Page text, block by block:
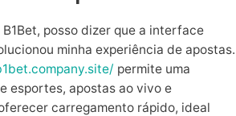
posso dizer que a interface
minha experiência de apostas.
permite uma
esportes, apostas ao vivo e
carregamento rápido, ideal